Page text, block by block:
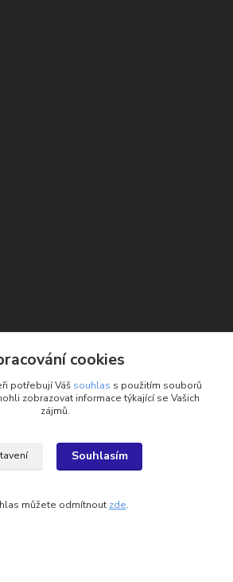
cookies
potřebují Váš souhlas s použitím souborů
zobrazovat informace týkající se Vašich
zájmů.
Souhlasím
můžete odmítnout zde.